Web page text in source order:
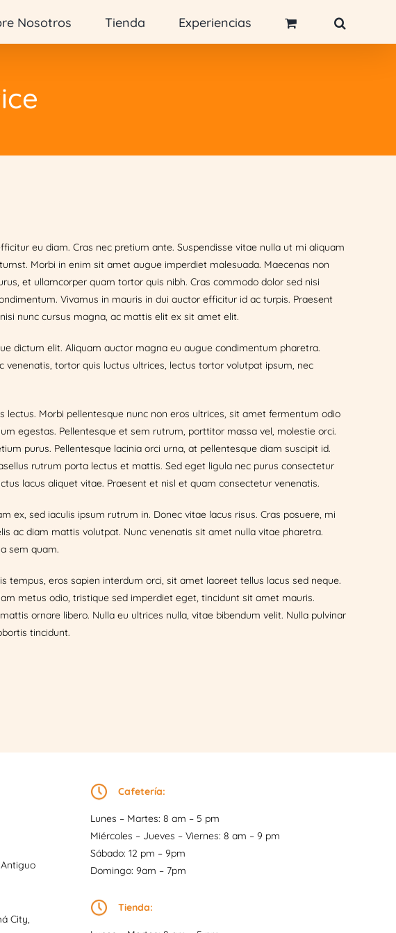
Nosotros Tienda Experiencias
eu diam. Cras nec pretium ante. Suspendisse vitae nulla ut mi aliquam
Morbi in enim sit amet augue imperdiet malesuada. Maecenas non
et ullamcorper quam tortor quis nibh. Cras commodo dolor sed nisi
Vivamus in mauris in dui auctor efficitur id ac turpis. Praesent
nunc cursus magna, ac mattis elit ex sit amet elit.
dictum elit. Aliquam auctor magna eu augue condimentum pharetra.
venenatis, tortor quis luctus ultrices, lectus tortor volutpat ipsum, nec
Morbi pellentesque nunc non eros ultrices, sit amet fermentum odio
egestas. Pellentesque et sem rutrum, porttitor massa vel, molestie orci.
purus. Pellentesque lacinia orci urna, at pellentesque diam suscipit id.
rutrum porta lectus et mattis. Sed eget ligula nec purus consectetur
lacus aliquet vitae. Praesent et nisl et quam consectetur venenatis.
ex, sed iaculis ipsum rutrum in. Donec vitae lacus risus. Cras posuere, mi
ac diam mattis volutpat. Nunc venenatis sit amet nulla vitae pharetra.
sem quam.
eros sapien interdum orci, sit amet laoreet tellus lacus sed neque.
metus odio, tristique sed imperdiet eget, tincidunt sit amet mauris.
ornare libero. Nulla eu ultrices nulla, vitae bibendum velit. Nulla pulvinar
tincidunt.
City,
Cafetería:
Lunes – Martes: 8 am – 5 pm
Miércoles – Jueves – Viernes: 8 am – 9 pm
Sábado: 12 pm – 9pm
Domingo: 9am – 7pm
Tienda: